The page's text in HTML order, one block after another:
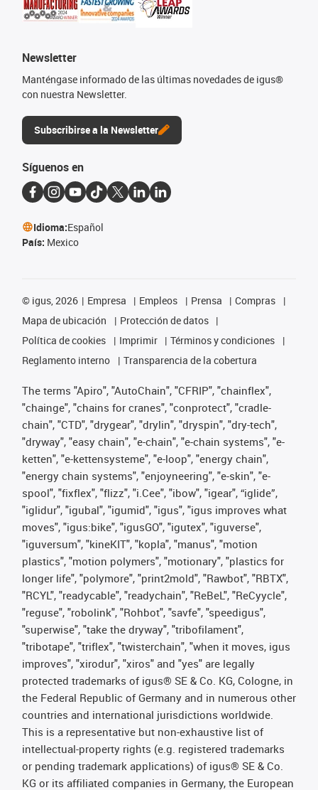
Newsletter
Manténgase informado de las últimas novedades de igus®
con nuestra Newsletter.
Subscribirse a la Newsletter
Síguenos en
Idioma:Español
País: Mexico
© igus, 2026 Empresa Empleos Prensa
Compras
Mapa de ubicación
Protección de datos
Política de cookies
Imprimir
Términos y condiciones
Reglamento interno
Transparencia de la cobertura
The terms "Apiro", "AutoChain", "CFRIP", "chainflex",
"chainge", "chains for cranes", "conprotect", "cradle-
chain", "CTD", "drygear", "drylin", "dryspin", "dry-tech",
"dryway", "easy chain", "e-chain", "e-chain systems", "e-
ketten", "e-kettensysteme", "e-loop", "energy chain",
"energy chain systems", "enjoyneering", "e-skin", "e-
spool", "fixflex", "flizz", "i.Cee", "ibow", "igear", “iglide”,
"iglidur", "igubal", "igumid", "igus", "igus improves what
moves", "igus:bike", "igusGO", "igutex", "iguverse",
"iguversum", "kineKIT", "kopla", "manus", "motion
plastics", "motion polymers", "motionary", "plastics for
longer life", "polymore", "print2mold", "Rawbot", "RBTX",
"RCYL", "readycable", "readychain", "ReBeL", "ReCyycle",
"reguse", "robolink", "Rohbot", "savfe", "speedigus",
"superwise", "take the dryway", "tribofilament",
"tribotape", "triflex", "twisterchain", "when it moves, igus
improves", "xirodur", "xiros" and "yes" are legally
protected trademarks of igus® SE & Co. KG, Cologne, in
the Federal Republic of Germany and in numerous other
countries and international jurisdictions worldwide.
This is a representative but non-exhaustive list of
intellectual-property rights (e.g. registered trademarks
or pending trademark applications) of igus® SE & Co.
KG or its affiliated companies in Germany, the European